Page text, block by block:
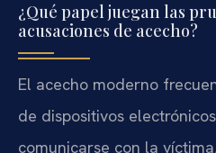
¿Qué papel juegan las
acusaciones de acecho?
El acecho moderno
de dispositivos
comunicarse con la